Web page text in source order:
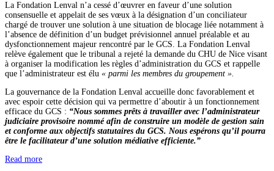
La Fondation Lenval n’a cessé d’œuvrer en faveur d’une solution
consensuelle et appelait de ses vœux à la désignation d’un conciliateur
chargé de trouver une solution à une situation de blocage liée notamment à
l’absence de définition d’un budget prévisionnel annuel préalable et au
dysfonctionnement majeur rencontré par le GCS. La Fondation Lenval
relève également que le tribunal a rejeté la demande du CHU de Nice visant
à organiser la modification les règles d’administration du GCS et rappelle
que l’administrateur est élu « parmi les membres du groupement ».
La gouvernance de la Fondation Lenval accueille donc favorablement et
avec espoir cette décision qui va permettre d’aboutir à un fonctionnement
efficace du GCS : “Nous sommes prêts à travailler avec l’administrateur
judiciaire provisoire nommé afin de construire un modèle de gestion sain
et conforme aux objectifs statutaires du GCS. Nous espérons qu’il pourra
être le facilitateur d’une solution médiative efficiente.”
Read more